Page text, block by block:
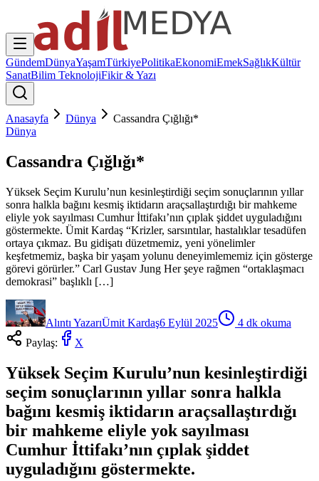
GündemDünyaYaşamTürkiyePolitikaEkonomiEmekSağlıkKültür
SanatBilim TeknolojiFikir & Yazı
Anasayfa Dünya
Cassandra Çığlığı*
Dünya
Cassandra Çığlığı*
Yüksek Seçim Kurulu’nun kesinleştirdiği seçim sonuçlarının yıllar
sonra halkla bağını kesmiş iktidarın araçsallaştırdığı bir mahkeme
eliyle yok sayılması Cumhur İttifakı’nın çıplak şiddet uyguladığını
göstermekte. Ümit Kardaş “Krizler, sarsıntılar, hastalıklar tesadüfen
ortaya çıkmaz. Bu gidişatı düzetmemiz, yeni yönelimler
keşfetmemiz, başka bir yaşam yolunu deneyimlememiz için gösterge
görevi görürler.” Carl Gustav Jung Her şeye rağmen “ortaklaşmacı
demokrasi” başlıklı […]
Alıntı YazarıÜmit Kardaş6 Eylül 2025 4dk okuma
Paylaş:
X
Yüksek Seçim Kurulu’nun kesinleştirdiği
seçim sonuçlarının yıllar sonra halkla
bağını kesmiş iktidarın araçsallaştırdığı
bir mahkeme eliyle yok sayılması
Cumhur İttifakı’nın çıplak şiddet
uyguladığını göstermekte.